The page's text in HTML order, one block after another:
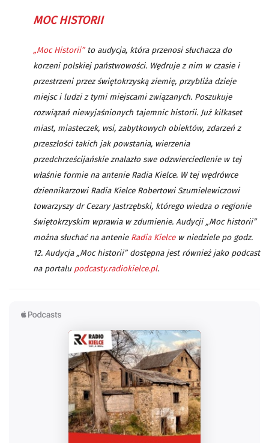
MOC HISTORII
„Moc Historii”to audycja, która przenosi słuchacza do
korzeni polskiej państwowości. Wędruje z nim w czasie i
przestrzeni przez świętokrzyską ziemię, przybliża dzieje
miejsc i ludzi z tymi miejscami związanych. Poszukuje
rozwiązań niewyjaśnionych tajemnic historii. Już kilkaset
miast, miasteczek, wsi, zabytkowych obiektów, zdarzeń z
przeszłości takich jak powstania, wierzenia
przedchrześcijańskie znalazło swe odzwierciedlenie w tej
właśnie formie na antenie Radia Kielce. W tej wędrówce
dziennikarzowi Radia Kielce Robertowi Szumielewiczowi
towarzyszy dr Cezary Jastrzębski, którego wiedza o regionie
świętokrzyskim wprawia w zdumienie. Audycji „Moc historii”
można słuchać na antenie Radia Kielcew niedziele po godz.
12. Audycja „Moc historii” dostępna jest również jako podcast
na portalu podcasty.radiokielce.pl.